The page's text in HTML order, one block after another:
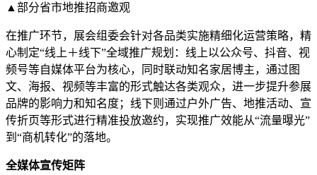
▲部分省市地推招商邀观
在推广环节，展会组委会针对各品类实施精细化运营策略，精
心制定“线上＋线下”全域推广规划：线上以公众号、抖音、视
频号等自媒体平台为核心，同时联动知名家居博主，通过图
文、海报、视频等丰富的形式触达各类观众，进一步提升参展
品牌的影响力和知名度；线下则通过户外广告、地推活动、宣
传折页等形式进行精准投放邀约，实现推广效能从“流量曝光”
到“商机转化”的落地。
全媒体宣传矩阵